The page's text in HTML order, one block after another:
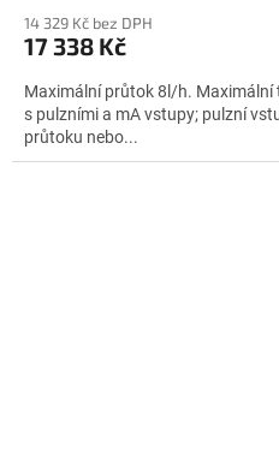
14 329 Kč bez DPH
17 338 Kč
Maximální průtok 8l/h.
s pulzními a mA vstupy; pulzní
průtoku nebo...